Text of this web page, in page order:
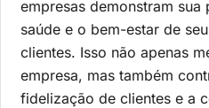
empresas demonstram
saúde e o bem-estar de
clientes. Isso não apenas
empresa, mas também
fidelização de clientes e a